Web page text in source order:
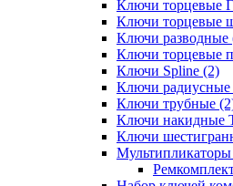
Ключи торцевые
Ключи торцевые
Ключи разводные
Ключи торцевые
Ключи Spline (2)
Ключи радиусные
Ключи трубные
Ключи накидные
Ключи